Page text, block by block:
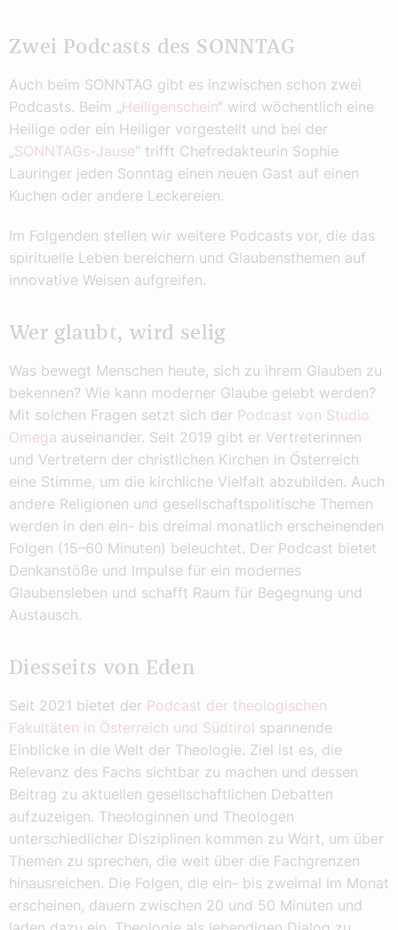
Zwei Podcasts des SONNTAG
Auch beim SONNTAG gibt es inzwischen schon zwei
Podcasts. Beim „Heiligenschein“ wird wöchentlich eine
Heilige oder ein Heiliger vorgestellt und bei der
„SONNTAGs-Jause“ trifft Chefredakteurin Sophie
Lauringer jeden Sonntag einen neuen Gast auf einen
Kuchen oder andere Leckereien.
Im Folgenden stellen wir weitere Podcasts vor, die das
spirituelle Leben bereichern und Glaubensthemen auf
innovative Weisen aufgreifen.
Wer glaubt, wird selig
Was bewegt Menschen heute, sich zu ihrem Glauben zu
bekennen? Wie kann moderner Glaube gelebt werden?
Mit solchen Fragen setzt sich der Podcast von Studio
Omega auseinander. Seit 2019 gibt er Vertreterinnen
und Vertretern der christlichen Kirchen in Österreich
eine Stimme, um die kirchliche Vielfalt abzubilden. Auch
andere Religionen und gesellschaftspolitische Themen
werden in den ein- bis dreimal monatlich erscheinenden
Folgen (15–60 Minuten) beleuchtet. Der Podcast bietet
Denkanstöße und Impulse für ein modernes
Glaubensleben und schafft Raum für Begegnung und
Austausch.
Diesseits von Eden
Seit 2021 bietet der Podcast der theologischen
Fakultäten in Österreich und Südtirol spannende
Einblicke in die Welt der Theologie. Ziel ist es, die
Relevanz des Fachs sichtbar zu machen und dessen
Beitrag zu aktuellen gesellschaftlichen Debatten
aufzuzeigen. Theologinnen und Theologen
unterschiedlicher Disziplinen kommen zu Wort, um über
Themen zu sprechen, die weit über die Fachgrenzen
hinausreichen. Die Folgen, die ein- bis zweimal im Monat
erscheinen, dauern zwischen 20 und 50 Minuten und